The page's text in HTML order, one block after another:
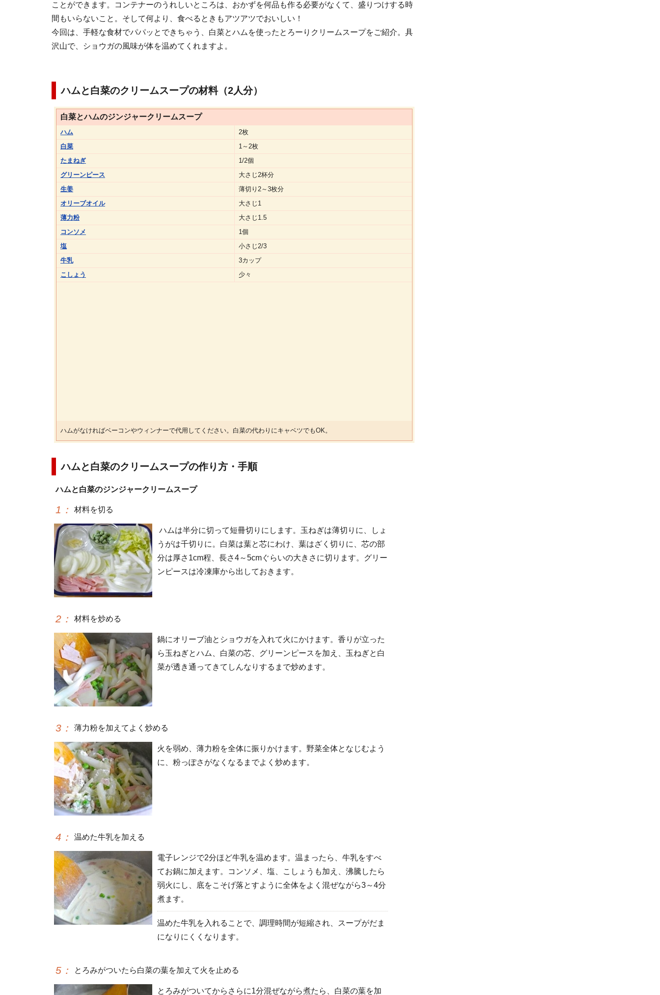
ことができます。コンテナーのうれしいところは、おかずを何品も作る必要がなくて、盛りつけする時
間もいらないこと。そして何より、食べるときもアツアツでおいしい！
今回は、手軽な食材でパパッとできちゃう、白菜とハムを使ったとろーりクリームスープをご紹介。具
沢山で、ショウガの風味が体を温めてくれますよ。
ハムと白菜のクリームスープの材料（2人分）
白菜とハムのジンジャークリームスープ
ハム
2枚
白菜
1～2枚
たまねぎ
1/2個
グリーンピース
大さじ2杯分
生姜
薄切り2～3枚分
オリーブオイル
大さじ1
薄力粉
大さじ1.5
コンソメ
1個
塩
小さじ2/3
牛乳
3カップ
こしょう
少々
ハムがなければベーコンやウィンナーで代用してください。白菜の代わりにキャベツでもOK。
ハムと白菜のクリームスープの作り方・手順
ハムと白菜のジンジャークリームスープ
1 ： 材料を切る
ハムは半分に切って短冊切りにします。玉ねぎは薄切りに、しょ
うがは千切りに。白菜は葉と芯にわけ、葉はざく切りに、芯の部
分は厚さ1cm程、長さ4～5cmぐらいの大きさに切ります。グリー
ンピースは冷凍庫から出しておきます。
2 ： 材料を炒める
鍋にオリーブ油とショウガを入れて火にかけます。香りが立った
ら玉ねぎとハム、白菜の芯、グリーンピースを加え、玉ねぎと白
菜が透き通ってきてしんなりするまで炒めます。
3 ： 薄力粉を加えてよく炒める
火を弱め、薄力粉を全体に振りかけます。野菜全体となじむよう
に、粉っぽさがなくなるまでよく炒めます。
4 ： 温めた牛乳を加える
電子レンジで2分ほど牛乳を温めます。温まったら、牛乳をすべ
てお鍋に加えます。コンソメ、塩、こしょうも加え、沸騰したら
弱火にし、底をこそげ落とすように全体をよく混ぜながら3～4分
煮ます。
温めた牛乳を入れることで、調理時間が短縮され、スープがだま
になりにくくなります。
5 ： とろみがついたら白菜の葉を加えて火を止める
とろみがついてからさらに1分混ぜながら煮たら、白菜の葉を加